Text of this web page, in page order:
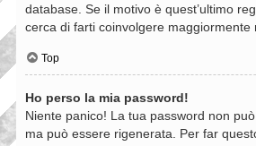
database. Se il motivo è quest’ultimo
cerca di farti coinvolgere maggiormente
Top
Ho perso la mia password!
Niente panico! La tua password non
ma può essere rigenerata. Per far